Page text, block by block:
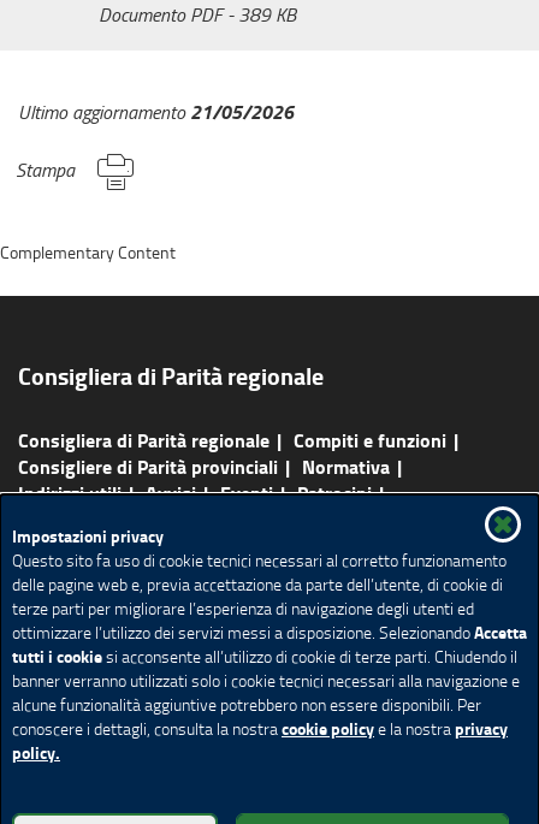
Documento PDF- 389 KB
Ultimo aggiornamento21/05/2026
Stampa
Impostazioni privacy
Questo sito fa uso di cookie tecnici necessari al corretto funzionamento
delle pagine web e, previa accettazione da parte dell’utente, di cookie di
terze parti per migliorare l’esperienza di navigazione degli utenti ed
ottimizzare l’utilizzo dei servizi messi a disposizione. SelezionandoAccetta
tutti i cookiesi acconsente all’utilizzo di cookie di terze parti. Chiudendo il
banner verranno utilizzati solo i cookie tecnici necessari alla navigazione e
alcune funzionalità aggiuntive potrebbero non essere disponibili. Per
conoscere i dettagli, consulta la nostracookie policye la nostraprivacy
policy.
Consigliera di Parità regionale
Consigliera di Parità regionale
Compiti e funzioni
Consigliere di Parità provinciali
Normativa
Indirizzi utili
Avvisi Eventi
Patrocini
Rassegna Stampa
Mappa del sito
Ricerca avanzata
Feed RSS
Redazione
Privacy Note legali
Accessibilità
Cookie policy
Impostazione Cookie
© Copyright Regione Lombardia tutti i diritti riservati - C.F.
Complementary Content